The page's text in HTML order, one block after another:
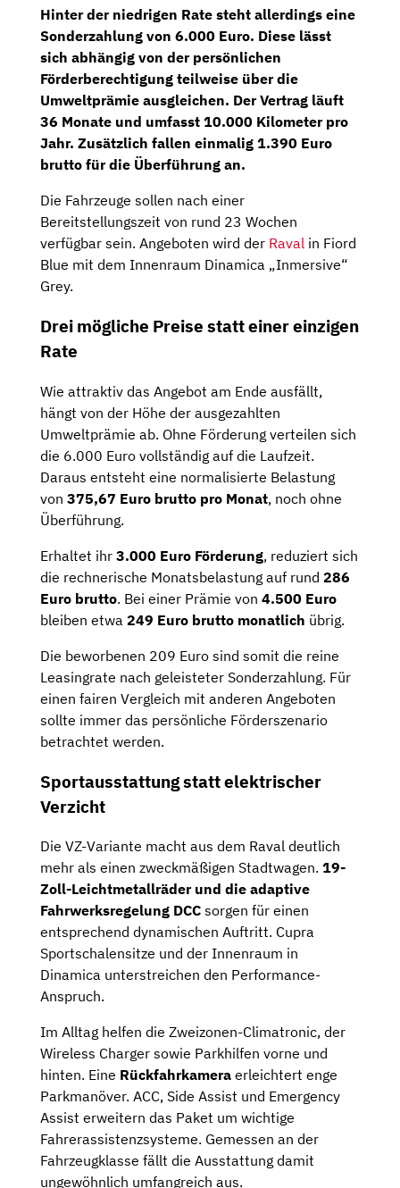
Hinter der niedrigen Rate steht allerdings eine
Sonderzahlung von 6.000 Euro. Diese lässt
sich abhängig von der persönlichen
Förderberechtigung teilweise über die
Umweltprämie ausgleichen. Der Vertrag läuft
36 Monate und umfasst 10.000 Kilometer pro
Jahr. Zusätzlich fallen einmalig 1.390 Euro
brutto für die Überführung an.
Die Fahrzeuge sollen nach einer
Bereitstellungszeit von rund 23 Wochen
verfügbar sein. Angeboten wird der Raval in Fiord
Blue mit dem Innenraum Dinamica „Inmersive“
Grey.
Drei mögliche Preise statt einer einzigen
Rate
Wie attraktiv das Angebot am Ende ausfällt,
hängt von der Höhe der ausgezahlten
Umweltprämie ab. Ohne Förderung verteilen sich
die 6.000 Euro vollständig auf die Laufzeit.
Daraus entsteht eine normalisierte Belastung
von 375,67 Euro brutto pro Monat, noch ohne
Überführung.
Erhaltet ihr 3.000 Euro Förderung, reduziert sich
die rechnerische Monatsbelastung auf rund 286
Euro brutto. Bei einer Prämie von 4.500 Euro
bleiben etwa 249 Euro brutto monatlich übrig.
Die beworbenen 209 Euro sind somit die reine
Leasingrate nach geleisteter Sonderzahlung. Für
einen fairen Vergleich mit anderen Angeboten
sollte immer das persönliche Förderszenario
betrachtet werden.
Sportausstattung statt elektrischer
Verzicht
Die VZ-Variante macht aus dem Raval deutlich
mehr als einen zweckmäßigen Stadtwagen. 19-
Zoll-Leichtmetallräder und die adaptive
Fahrwerksregelung DCC sorgen für einen
entsprechend dynamischen Auftritt. Cupra
Sportschalensitze und der Innenraum in
Dinamica unterstreichen den Performance-
Anspruch.
Im Alltag helfen die Zweizonen-Climatronic, der
Wireless Charger sowie Parkhilfen vorne und
hinten. Eine Rückfahrkamera erleichtert enge
Parkmanöver. ACC, Side Assist und Emergency
Assist erweitern das Paket um wichtige
Fahrerassistenzsysteme. Gemessen an der
Fahrzeugklasse fällt die Ausstattung damit
ungewöhnlich umfangreich aus.